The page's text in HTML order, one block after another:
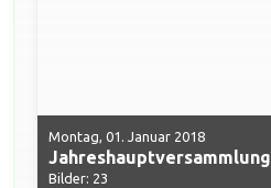
Montag, 01. Januar 2018
Jahreshauptversammlung
Bilder: 23